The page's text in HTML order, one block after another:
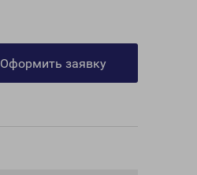
Оформить заявку